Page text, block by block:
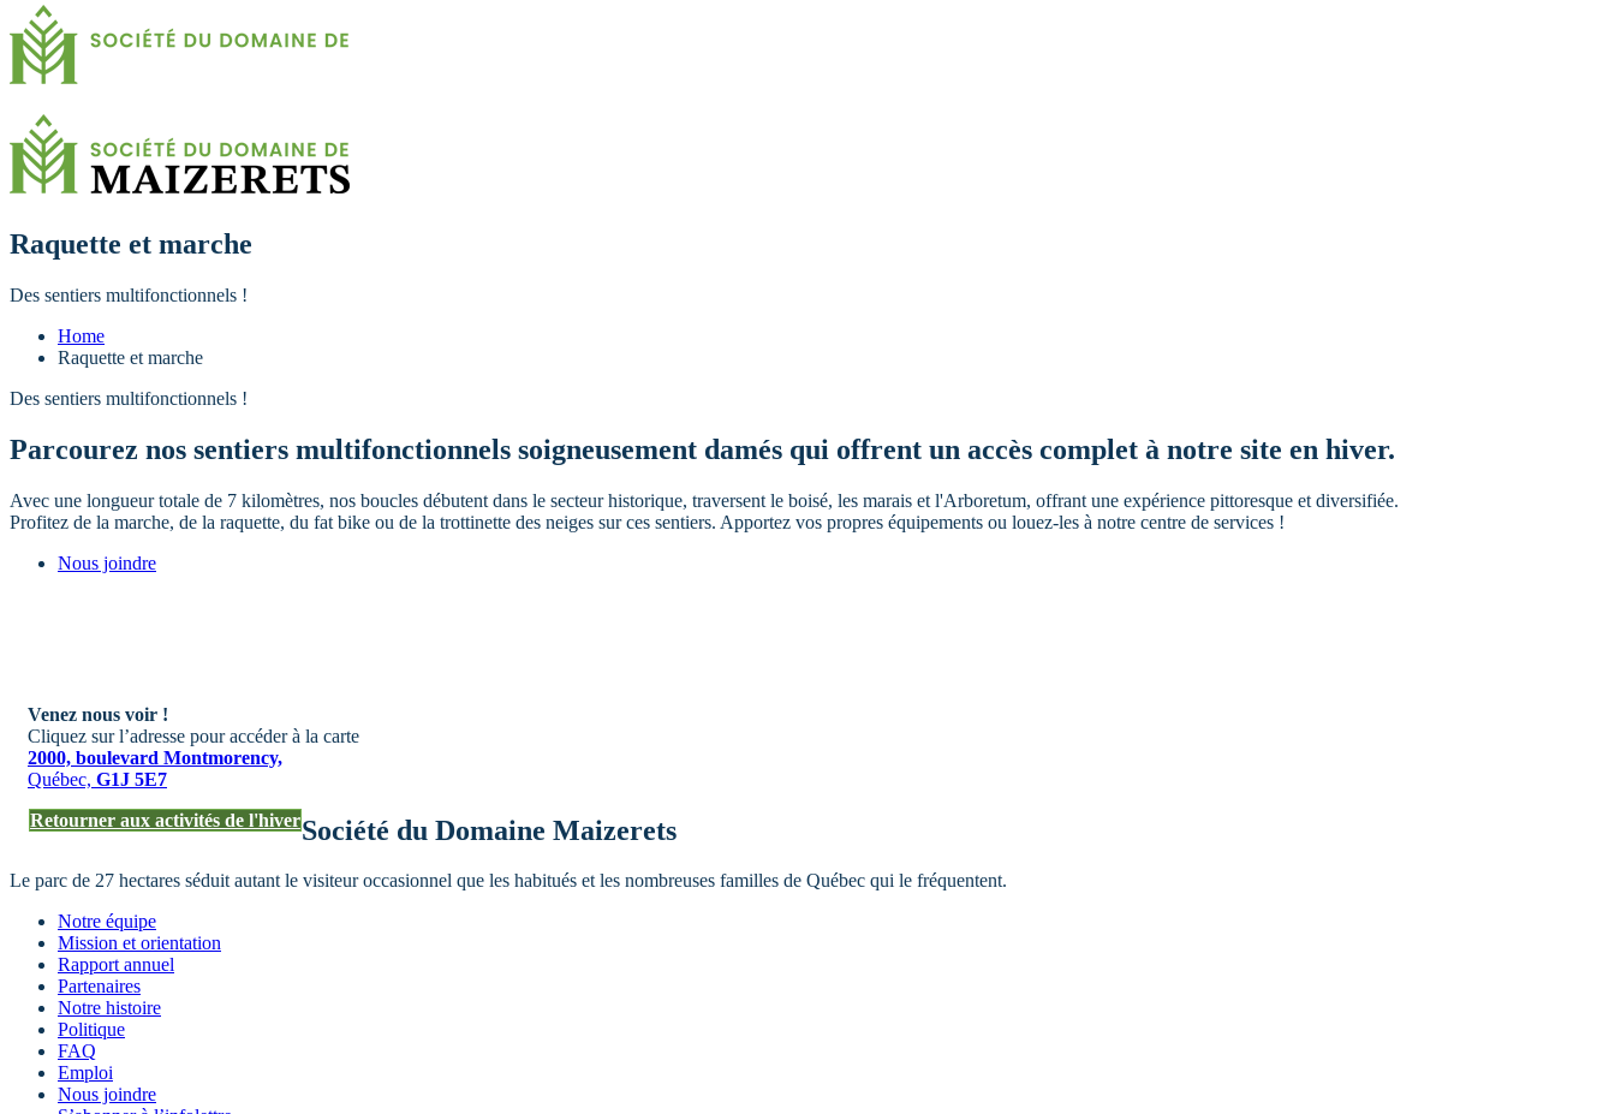
Raquette et marche
Des sentiers multifonctionnels !
Home
Raquette et marche
Des sentiers multifonctionnels !
Parcourez nos sentiers multifonctionnels soigneusement damés qui offrent un accès complet à notre site en hiver.
Avec une longueur totale de 7 kilomètres, nos boucles débutent dans le secteur historique, traversent le boisé, les marais et l'Arboretum, offrant une expérience pittoresque et diversifiée.
Profitez de la marche, de la raquette, du fat bike ou de la trottinette des neiges sur ces sentiers. Apportez vos propres équipements ou louez-les à notre centre de services !
Nous joindre
Venez nous voir !
Cliquez sur l’adresse pour accéder à la carte
2000, boulevard Montmorency,
Québec, G1J 5E7
Retourner aux activités de l'hiverSociété du Domaine Maizerets
Le parc de 27 hectares séduit autant le visiteur occasionnel que les habitués et les nombreuses familles de Québec qui le fréquentent.
Notre équipe
Mission et orientation
Rapport annuel
Partenaires
Notre histoire
Politique
FAQ
Emploi
Nous joindre